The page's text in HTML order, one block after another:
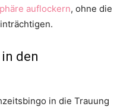
auflockern, ohne die
den
in die Trauung